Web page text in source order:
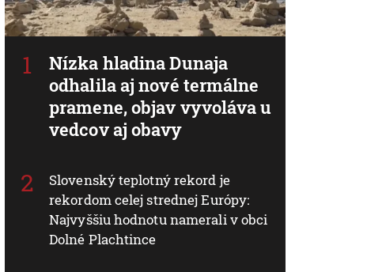
Nízka hladina Dunaja
odhalila aj nové termálne
pramene, objav vyvoláva u
vedcov aj obavy
Slovenský teplotný rekord je
rekordom celej strednej Európy:
Najvyššiu hodnotu namerali v obci
Dolné Plachtince